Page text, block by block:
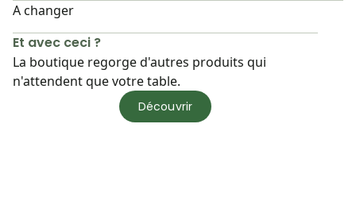
A changer
Et avec ceci ?
La boutique regorge d'autres produits qui
n'attendent que votre table.
Découvrir